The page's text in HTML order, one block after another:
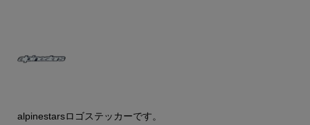
alpinestarsロゴステッカーです。